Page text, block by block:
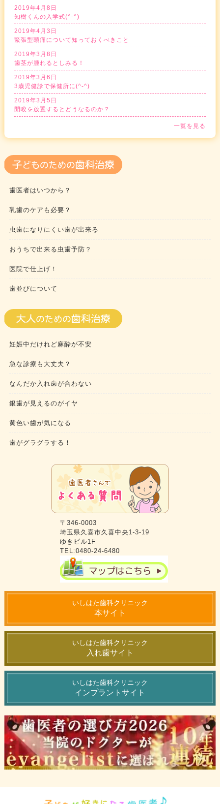
2019年4月8日
知樹くんの入学式(^-^)
2019年4月3日
緊張型頭痛について知っておくべきこと
2019年3月8日
歯茎が腫れるとしみる！
2019年3月6日
3歳児健診で保健所に(^-^)
2019年3月5日
開咬を放置するとどうなるのか？
一覧を見る
歯医者はいつから？
乳歯のケアも必要？
虫歯になりにくい歯が出来る
おうちで出来る虫歯予防？
医院で仕上げ！
歯並びについて
妊娠中だけれど麻酔が不安
急な診療も大丈夫？
なんだか入れ歯が合わない
銀歯が見えるのがイヤ
黄色い歯が気になる
歯がグラグラする！
〒346-0003
埼玉県久喜市久喜中央1-3-19
ゆきビル1F
TEL:0480-24-6480
いしはた歯科クリニック
本サイト
いしはた歯科クリニック
入れ歯サイト
いしはた歯科クリニック
インプラントサイト